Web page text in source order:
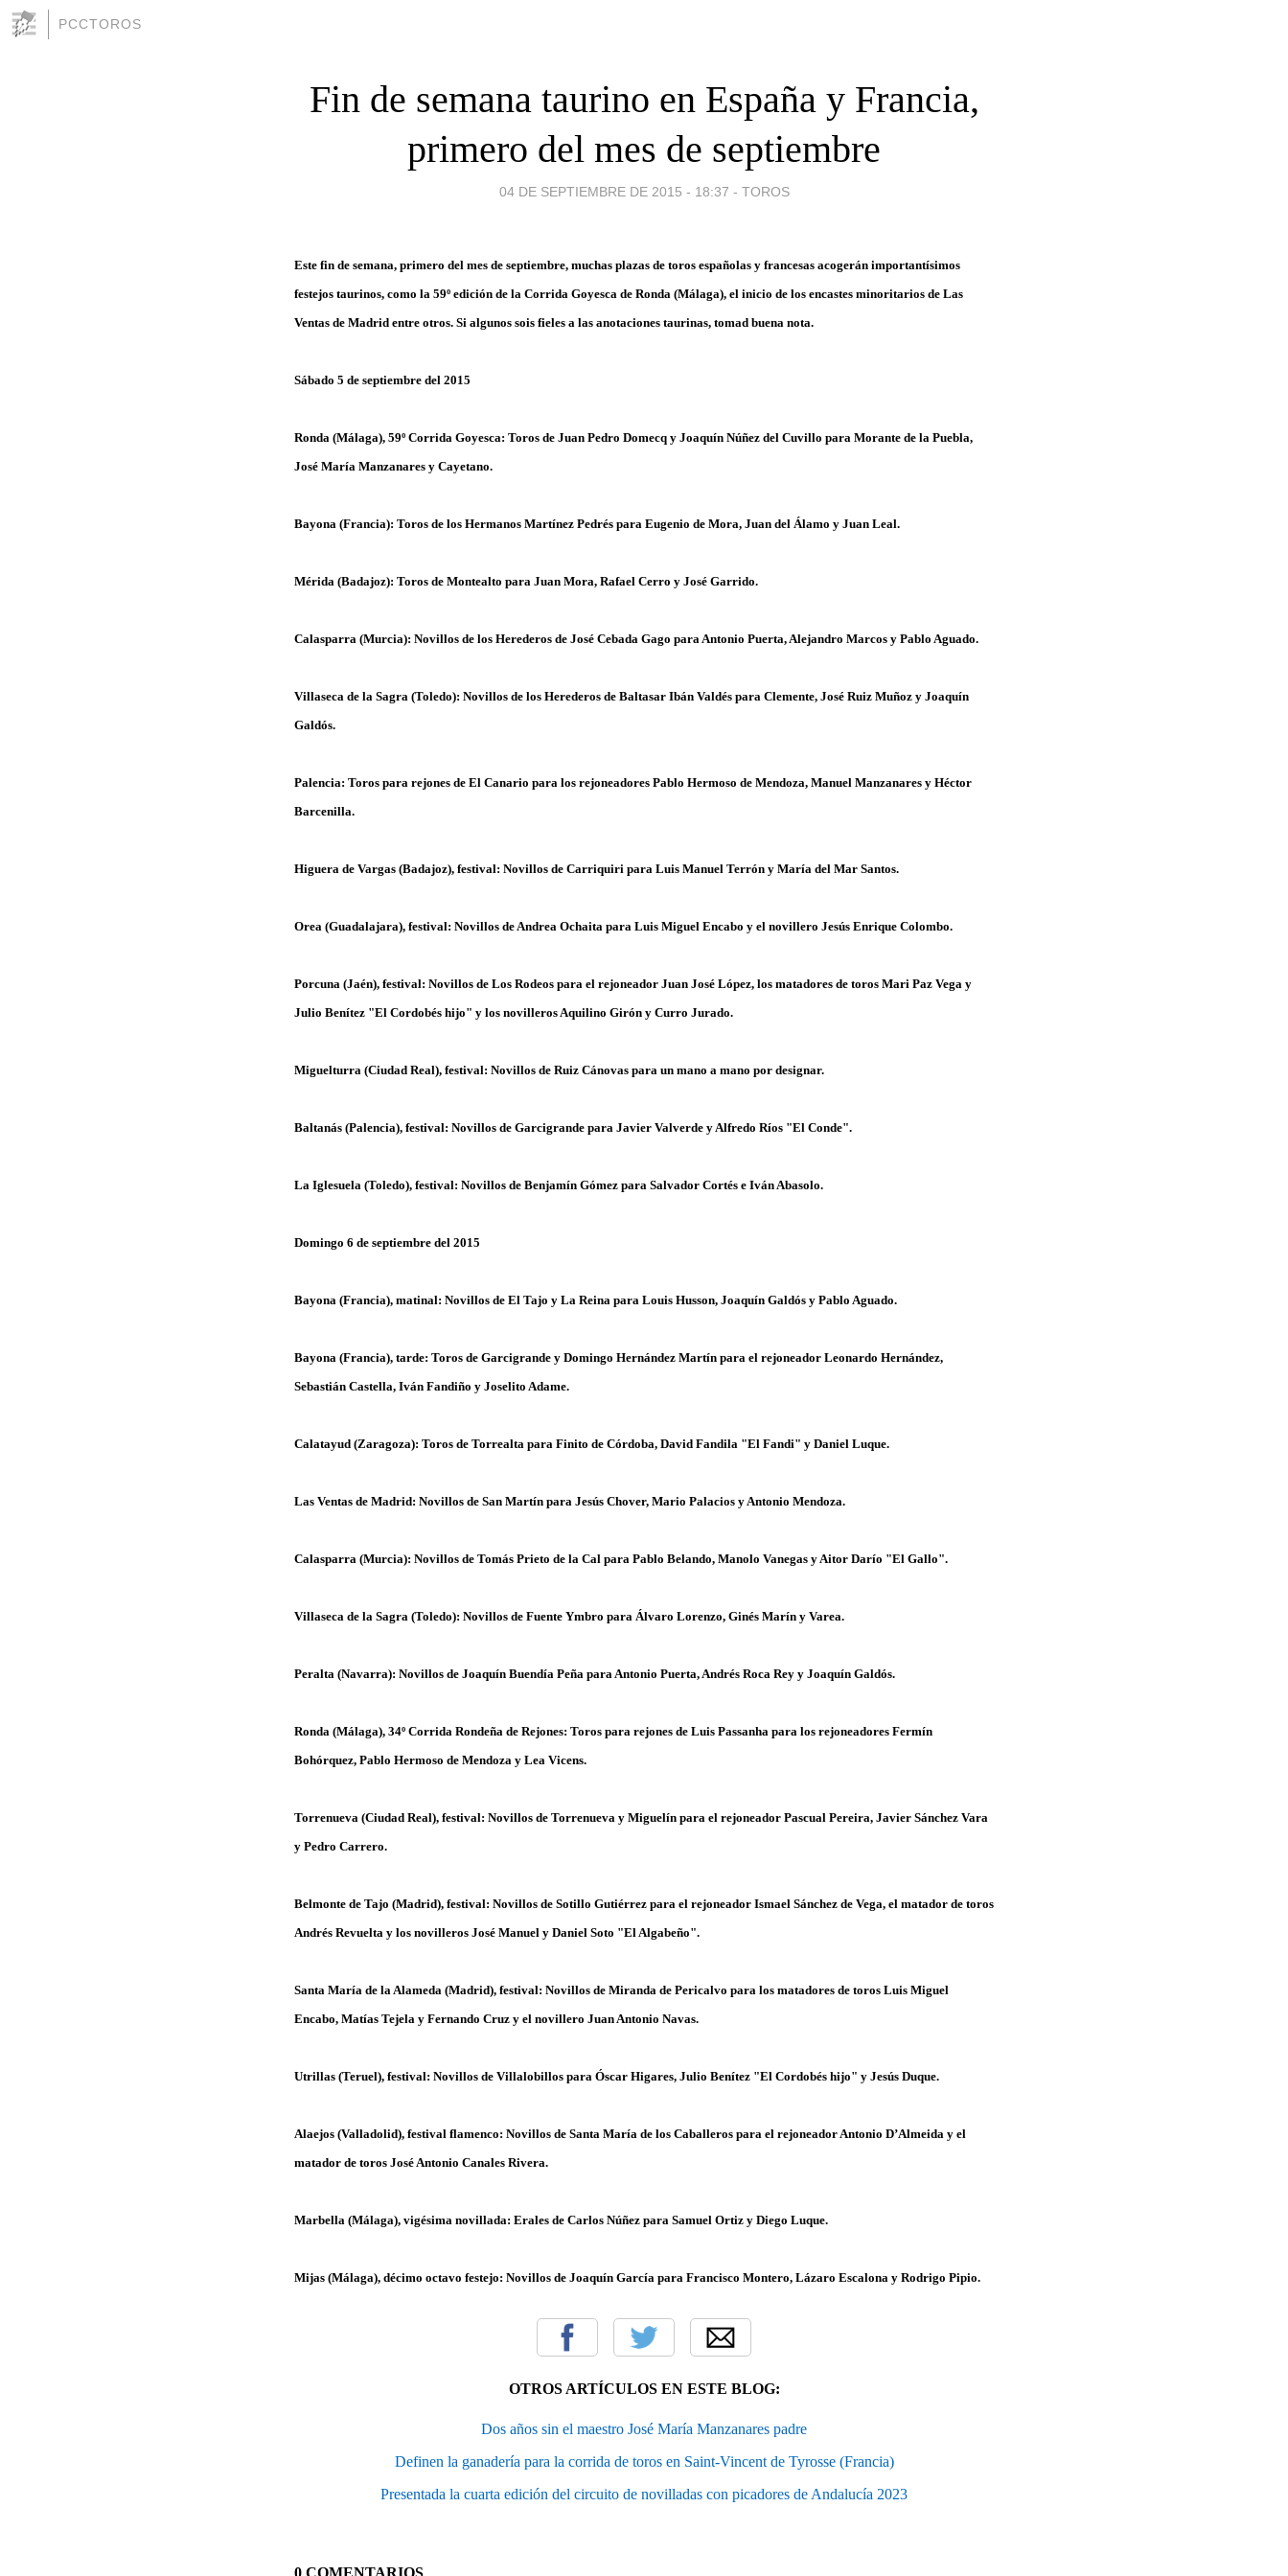
PCCTOROS
Fin de semana taurino en España y Francia,
primero del mes de septiembre
04 DE SEPTIEMBRE DE 2015 - 18:37 - TOROS
Este fin de semana, primero del mes de septiembre, muchas plazas de toros españolas y francesas acogerán importantísimos
festejos taurinos, como la 59º edición de la Corrida Goyesca de Ronda (Málaga), el inicio de los encastes minoritarios de Las
Ventas de Madrid entre otros. Si algunos sois fieles a las anotaciones taurinas, tomad buena nota.
Sábado 5 de septiembre del 2015
Ronda (Málaga), 59º Corrida Goyesca: Toros de Juan Pedro Domecq y Joaquín Núñez del Cuvillo para Morante de la Puebla,
José María Manzanares y Cayetano.
Bayona (Francia): Toros de los Hermanos Martínez Pedrés para Eugenio de Mora, Juan del Álamo y Juan Leal.
Mérida (Badajoz): Toros de Montealto para Juan Mora, Rafael Cerro y José Garrido.
Calasparra (Murcia): Novillos de los Herederos de José Cebada Gago para Antonio Puerta, Alejandro Marcos y Pablo Aguado.
Villaseca de la Sagra (Toledo): Novillos de los Herederos de Baltasar Ibán Valdés para Clemente, José Ruiz Muñoz y Joaquín
Galdós.
Palencia: Toros para rejones de El Canario para los rejoneadores Pablo Hermoso de Mendoza, Manuel Manzanares y Héctor
Barcenilla.
Higuera de Vargas (Badajoz), festival: Novillos de Carriquiri para Luis Manuel Terrón y María del Mar Santos.
Orea (Guadalajara), festival: Novillos de Andrea Ochaita para Luis Miguel Encabo y el novillero Jesús Enrique Colombo.
Porcuna (Jaén), festival: Novillos de Los Rodeos para el rejoneador Juan José López, los matadores de toros Mari Paz Vega y
Julio Benítez "El Cordobés hijo" y los novilleros Aquilino Girón y Curro Jurado.
Miguelturra (Ciudad Real), festival: Novillos de Ruiz Cánovas para un mano a mano por designar.
Baltanás (Palencia), festival: Novillos de Garcigrande para Javier Valverde y Alfredo Ríos "El Conde".
La Iglesuela (Toledo), festival: Novillos de Benjamín Gómez para Salvador Cortés e Iván Abasolo.
Domingo 6 de septiembre del 2015
Bayona (Francia), matinal: Novillos de El Tajo y La Reina para Louis Husson, Joaquín Galdós y Pablo Aguado.
Bayona (Francia), tarde: Toros de Garcigrande y Domingo Hernández Martín para el rejoneador Leonardo Hernández,
Sebastián Castella, Iván Fandiño y Joselito Adame.
Calatayud (Zaragoza): Toros de Torrealta para Finito de Córdoba, David Fandila "El Fandi" y Daniel Luque.
Las Ventas de Madrid: Novillos de San Martín para Jesús Chover, Mario Palacios y Antonio Mendoza.
Calasparra (Murcia): Novillos de Tomás Prieto de la Cal para Pablo Belando, Manolo Vanegas y Aitor Darío "El Gallo".
Villaseca de la Sagra (Toledo): Novillos de Fuente Ymbro para Álvaro Lorenzo, Ginés Marín y Varea.
Peralta (Navarra): Novillos de Joaquín Buendía Peña para Antonio Puerta, Andrés Roca Rey y Joaquín Galdós.
Ronda (Málaga), 34º Corrida Rondeña de Rejones: Toros para rejones de Luis Passanha para los rejoneadores Fermín
Bohórquez, Pablo Hermoso de Mendoza y Lea Vicens.
Torrenueva (Ciudad Real), festival: Novillos de Torrenueva y Miguelín para el rejoneador Pascual Pereira, Javier Sánchez Vara
y Pedro Carrero.
Belmonte de Tajo (Madrid), festival: Novillos de Sotillo Gutiérrez para el rejoneador Ismael Sánchez de Vega, el matador de toros
Andrés Revuelta y los novilleros José Manuel y Daniel Soto "El Algabeño".
Santa María de la Alameda (Madrid), festival: Novillos de Miranda de Pericalvo para los matadores de toros Luis Miguel
Encabo, Matías Tejela y Fernando Cruz y el novillero Juan Antonio Navas.
Utrillas (Teruel), festival: Novillos de Villalobillos para Óscar Higares, Julio Benítez "El Cordobés hijo" y Jesús Duque.
Alaejos (Valladolid), festival flamenco: Novillos de Santa María de los Caballeros para el rejoneador Antonio D’Almeida y el
matador de toros José Antonio Canales Rivera.
Marbella (Málaga), vigésima novillada: Erales de Carlos Núñez para Samuel Ortiz y Diego Luque.
Mijas (Málaga), décimo octavo festejo: Novillos de Joaquín García para Francisco Montero, Lázaro Escalona y Rodrigo Pipio.
OTROS ARTÍCULOS EN ESTE BLOG:
Dos años sin el maestro José María Manzanares padre
Definen la ganadería para la corrida de toros en Saint-Vincent de Tyrosse (Francia)
Presentada la cuarta edición del circuito de novilladas con picadores de Andalucía 2023
0 COMENTARIOS